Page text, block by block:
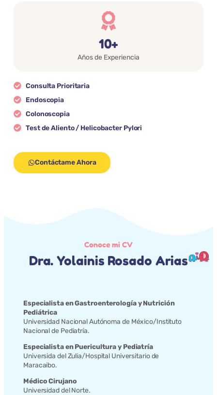
10+
Años de Experiencia
Consulta Prioritaria
Endoscopia
Colonoscopia
Test de Aliento / Helicobacter Pylori
Contáctame Ahora
Conoce mi CV
Dra. Yolainis Rosado Arias
Especialista en Gastroenterología y Nutrición
Pediátrica
Universidad Nacional Autónoma de México/Instituto
Nacional de Pediatría.
Especialista en Puericultura y Pediatría
Universida del Zulia/Hospital Universitario de
Maracaibo.
Médico Cirujano
Universidad del Norte.